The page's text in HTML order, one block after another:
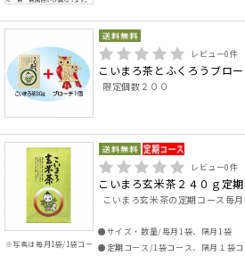
レビュー0件
こいまろ茶とふくろうブロ
限定個数２００
※写真は毎月1袋/1袋コー
レビュー0件
こいまろ玄米茶２４０ｇ定期
こいまろ玄米茶の定期コース毎
●サイズ・数量/毎月1袋、隔月1袋
●定期コース/1袋コース、隔月１袋コ